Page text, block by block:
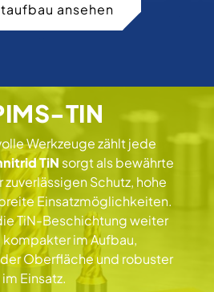
ansehen
TIN
Werkzeuge zählt jede
TiN sorgt als bewährte
zuverlässigen Schutz, hohe
Einsatzmöglichkeiten.
TiN-Beschichtung weiter
im Aufbau,
Oberfläche und robuster
im Einsatz.